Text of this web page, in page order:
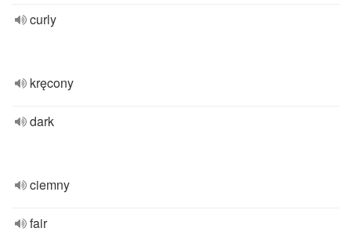
curly
kręcony
dark
ciemny
fair